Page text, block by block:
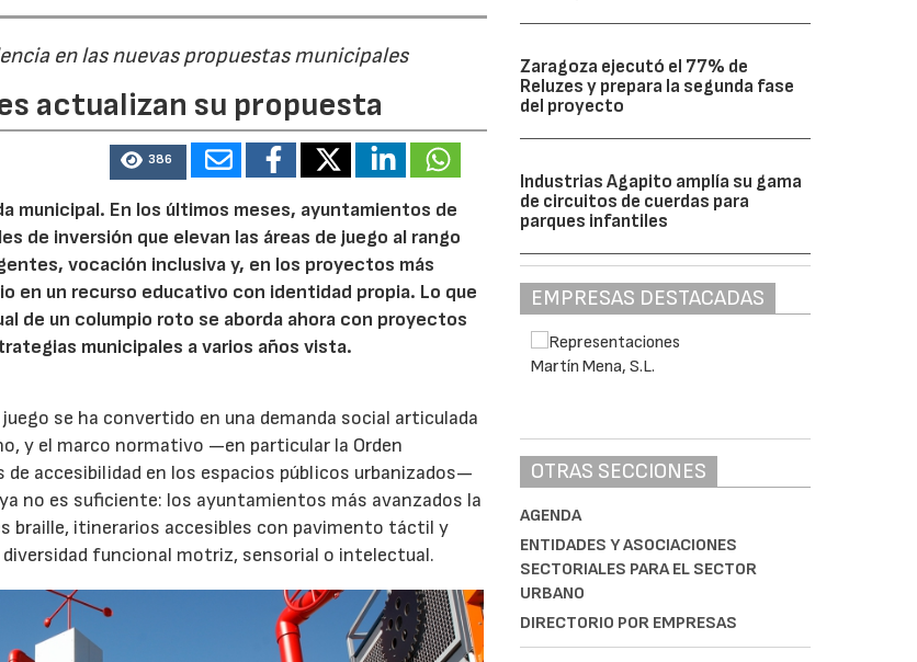
en las nuevas propuestas municipales
actualizan su propuesta
386
municipal. En los últimos meses, ayuntamientos de
de inversión que elevan las áreas de juego al rango
vocación inclusiva y, en los proyectos más
en un recurso educativo con identidad propia. Lo que
de un columpio roto se aborda ahora con proyectos
municipales a varios años vista.
se ha convertido en una demanda social articulada
y el marco normativo —en particular la Orden
accesibilidad en los espacios públicos urbanizados—
no es suficiente: los ayuntamientos más avanzados la
braille, itinerarios accesibles con pavimento táctil y
funcional motriz, sensorial o intelectual.
Zaragoza ejecutó el 77% de
Reluzes y prepara la segunda fase
del proyecto
Industrias Agapito amplía su gama
de circuitos de cuerdas para
parques infantiles
EMPRESAS DESTACADAS
OTRAS SECCIONES
AGENDA
ENTIDADES Y ASOCIACIONES
SECTORIALES PARA EL SECTOR
URBANO
DIRECTORIO POR EMPRESAS